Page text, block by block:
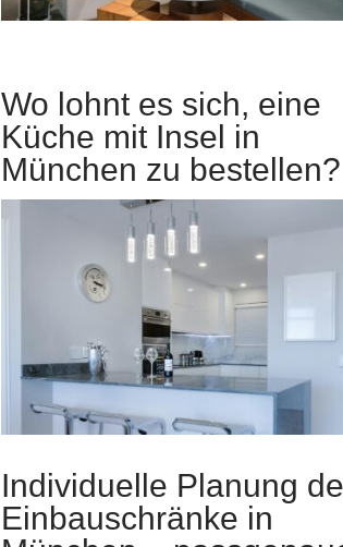
Wo lohnt es sich, eine
Küche mit Insel in
München zu bestellen?
Individuelle Planung
Einbauschränke in